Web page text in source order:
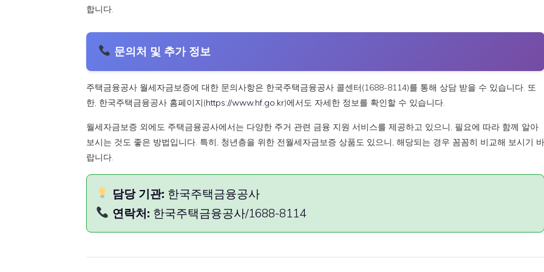
합니다.
문의처 및 추가 정보
주택금융공사 월세자금보증에 대한 문의사항은 한국주택금융공사 콜센터(1688-8114)를 통해 상담 받을 수 있습니다. 또
한, 한국주택금융공사 홈페이지(https://www.hf.go.kr)에서도 자세한 정보를 확인할 수 있습니다.
월세자금보증 외에도 주택금융공사에서는 다양한 주거 관련 금융 지원 서비스를 제공하고 있으니, 필요에 따라 함께 알아
보시는 것도 좋은 방법입니다. 특히, 청년층을 위한 전월세자금보증 상품도 있으니, 해당되는 경우 꼼꼼히 비교해 보시기 바
랍니다.
담당 기관: 한국주택금융공사
연락처: 한국주택금융공사/1688-8114